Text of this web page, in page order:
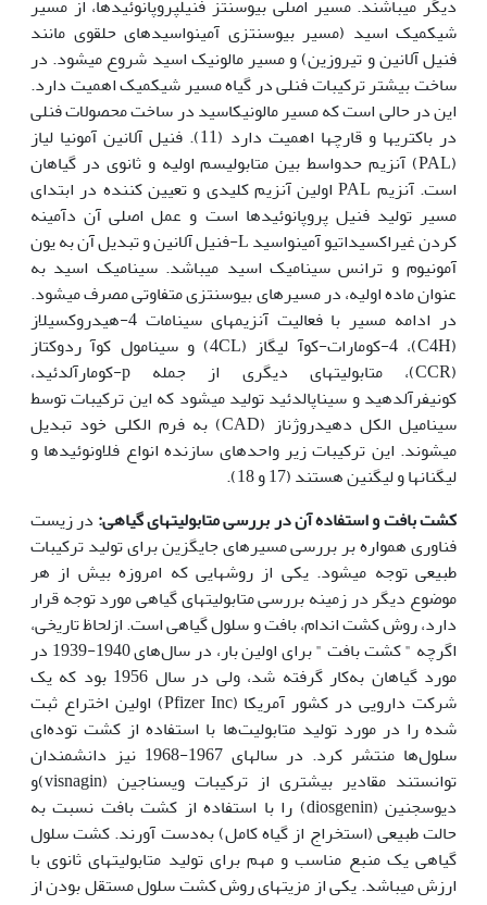
شیکمیک اسید (مسیر بیوسنتزی آمینو­اسید­های حلقوی مانند
فنیل آلانین و تیروزین) و مسیر مالونیک ­اسید شروع میشود. در
ساخت بیشتر ترکیبات فنلی در گیاه مسیر شیکمیک اهمیت دارد.
این در حالی است که مسیر مالونیک­اسید در ساخت محصولات فنلی
در باکتری­ها و قارچ­ها اهمیت دارد (11). فنیل آلانین آمونیا لیاز
(PAL) آنزیم حدواسط بین متابولیسم اولیه و ثانوی در گیاهان
است. آنزیم PAL اولین آنزیم کلیدی و تعیین کننده در ابتدای
مسیر تولید فنیل پروپانوئیدها است و عمل اصلی آن دآمینه
کردن غیراکسیداتیو آمینواسید L-فنیل آلانین و تبدیل آن به یون
آمونیوم و ترانس سینامیک اسید می‎باشد. سینامیک اسید به
عنوان ماده اولیه، در مسیرهای بیوسنتزی متفاوتی مصرف می‎شود.
در ادامه مسیر با فعالیت آنزیم‎های سینامات 4-هیدروکسیلاز
(C4H)، 4-کومارات-کوآ لیگاز (4CL) و سینامول کوآ ردوکتاز
(CCR)، متابولیت‎های دیگری از جمله p-کومارآلدئید،
کونیفرآلدهید و سیناپالدئید تولید می‎شود که این ترکیبات توسط
سینامیل الکل دهیدروژناز (CAD) به فرم الکلی خود تبدیل
می‎شوند. این ترکیبات زیر واحدهای سازنده انواع فلاونوئیدها و
لیگنان‎ها و لیگنین هستند (17 و 18).
کشت بافت و استفاده آن در بررسی متابولیتهای گیاهی: در زیست
فناوری همواره بر بررسی مسیرهای جایگزین برای تولید ترکیبات
طبیعی توجه می‎شود. یکی از روش­هایی که امروزه بیش از هر
موضوع دیگر در زمینه بررسی متابولیت‎های گیاهی مورد توجه قرار
دارد، روش کشت اندام، بافت و سلول گیاهی است. ازلحاظ تاریخی،
اگرچه " کشت بافت " برای اولین بار، در سال‌های 1940-1939 در
مورد گیاهان به‌کار گرفته‌ شد، ولی در سال 1956 بود که یک
شرکت دارویی در کشور آمریکا (Pfizer Inc) اولین اختراع ثبت
شده را در مورد تولید متابولیت‌ها با استفاده از کشت توده‌ای
سلول‌ها منتشر کرد. در سال‎های 1967-1968 نیز دانشمندان
توانستند مقادیر بیشتری از ترکیبات ویسناجین (visnagin)و
دیوسجنین (diosgenin) را با استفاده از کشت بافت نسبت به
حالت طبیعی (استخراج از گیاه کامل) به‌‌دست آورند. کشت سلول
گیاهی یک منبع مناسب و مهم برای تولید متابولیت‎های ثانوی با
ارزش می‎باشد. یکی از مزیت‎های روش کشت سلول مستقل بودن از